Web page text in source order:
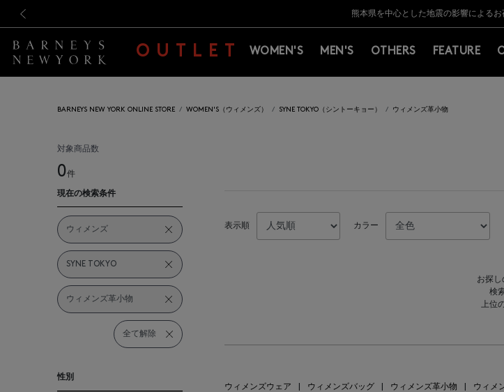
新規登録のお客様も対象！＜MY BARNEYS＞会員のお客様は11,000円（税込
【夏季休業に伴う返品・交換承り一時停止
熊本県を中心とした地震の影響による
【開催中】SUMMER SALEのご
新規登録のお客様も対象！＜MY BARNEYS＞会員のお客様は11,000円（税込
【夏季休業に伴う返品・交換承り一時停止
OUTLET WOMEN'S MEN'S OTHERS FEATURE
BARNEYS NEW YORK ONLINE STORE WOMEN'S（ウィメンズ） SYNE TOKYO（シントーキョー） ウィメンズ革小物
対象商品数
0件
現在の検索条件
ウィメンズ
SYNE TOKYO
ウィメンズ革小物
全て解除
性別
表示順 カラー
お探し
検
上位
ウィメンズウェア ウィメンズバッグ ウィメンズ革小物 ウィメ